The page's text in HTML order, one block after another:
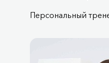
Персональный